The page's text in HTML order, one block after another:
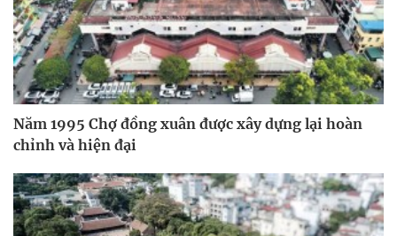
Năm 1995 Chợ đồng xuân được xây dựng lại hoàn
chỉnh và hiện đại